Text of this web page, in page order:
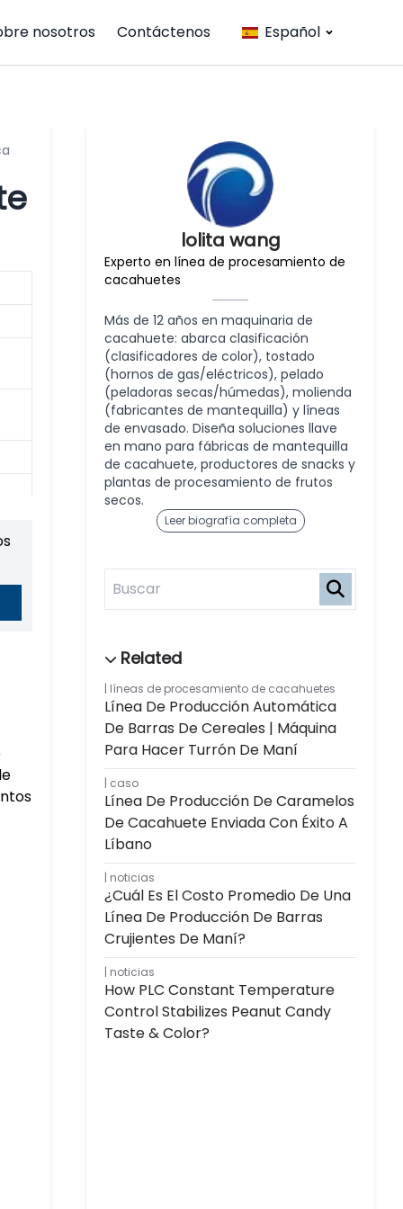
nosotros Contáctenos Español
lolita wang
Experto en línea de procesamiento de
cacahuetes
Más de 12 años en maquinaria de
cacahuete: abarca clasificación
(clasificadores de color), tostado
(hornos de gas/eléctricos), pelado
(peladoras secas/húmedas), molienda
(fabricantes de mantequilla) y líneas
de envasado. Diseña soluciones llave
en mano para fábricas de mantequilla
de cacahuete, productores de snacks y
plantas de procesamiento de frutos
secos.
Leer biografía completa
líneas de procesamiento de cacahuetes
Línea De Producción Automática
De Barras De Cereales | Máquina
Para Hacer Turrón De Maní
caso
Línea De Producción De Caramelos
De Cacahuete Enviada Con Éxito A
Líbano
noticias
¿Cuál Es El Costo Promedio De Una
Línea De Producción De Barras
Crujientes De Maní?
noticias
How PLC Constant Temperature
Control Stabilizes Peanut Candy
Taste & Color?